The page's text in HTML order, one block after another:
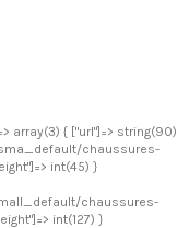
array(3) { ["url"]=> string(90)
chaussures-
int(45) }
chaussures-
int(127) }